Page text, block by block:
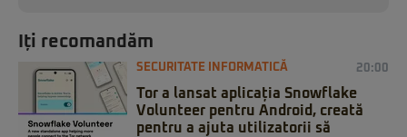
Iți recomandăm
SECURITATE INFORMATICĂ 20:00
Tor a lansat aplicația Snowflake
Volunteer pentru Android, creată
pentru a ajuta utilizatorii să